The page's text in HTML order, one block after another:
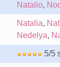
Natalio,
Natalia,
Nedelya,
5/5